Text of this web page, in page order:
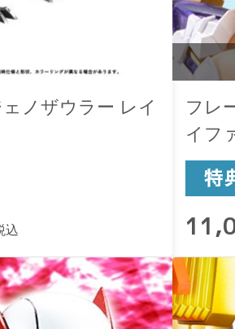
ェノザウラー レイ
込
フレ
イフ